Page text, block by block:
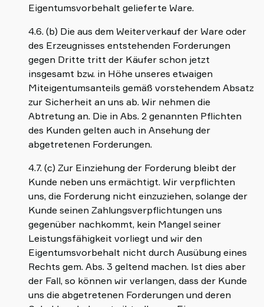
Eigentumsvorbehalt gelieferte Ware.
4.6. (b) Die aus dem Weiterverkauf der Ware oder
des Erzeugnisses entstehenden Forderungen
gegen Dritte tritt der Käufer schon jetzt
insgesamt bzw. in Höhe unseres etwaigen
Miteigentumsanteils gemäß vorstehendem Absatz
zur Sicherheit an uns ab. Wir nehmen die
Abtretung an. Die in Abs. 2 genannten Pflichten
des Kunden gelten auch in Ansehung der
abgetretenen Forderungen.
4.7. (c) Zur Einziehung der Forderung bleibt der
Kunde neben uns ermächtigt. Wir verpflichten
uns, die Forderung nicht einzuziehen, solange der
Kunde seinen Zahlungsverpflichtungen uns
gegenüber nachkommt, kein Mangel seiner
Leistungsfähigkeit vorliegt und wir den
Eigentumsvorbehalt nicht durch Ausübung eines
Rechts gem. Abs. 3 geltend machen. Ist dies aber
der Fall, so können wir verlangen, dass der Kunde
uns die abgetretenen Forderungen und deren